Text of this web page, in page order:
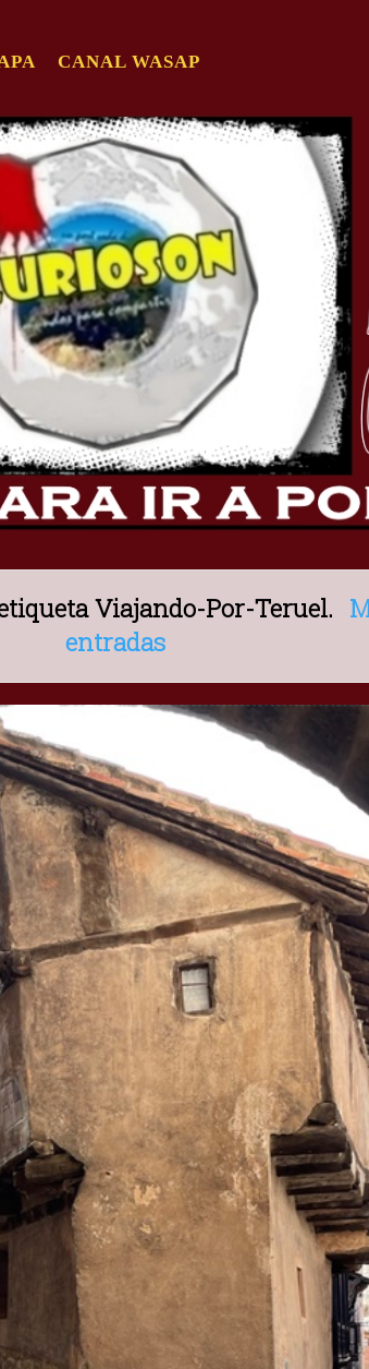
CANAL WASAP
Viajando-Por-Teruel.
entradas